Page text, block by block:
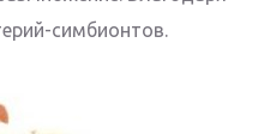
симбионтов.